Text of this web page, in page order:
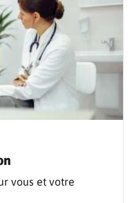
vous et votre